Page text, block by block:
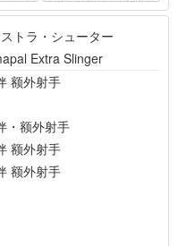
トラ・シューター
Extra Slinger
额外射手
・额外射手
额外射手
额外射手